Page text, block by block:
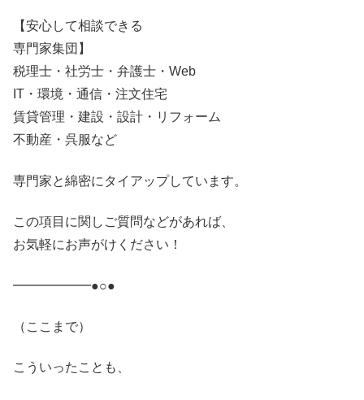
【安心して相談できる
専門家集団】
税理士・社労士・弁護士・Web
IT・環境・通信・注文住宅
賃貸管理・建設・設計・リフォーム
不動産・呉服など
専門家と綿密にタイアップしています。
この項目に関しご質問などがあれば、
お気軽にお声がけください！
━━━━━━●○●
（ここまで）
こういったことも、